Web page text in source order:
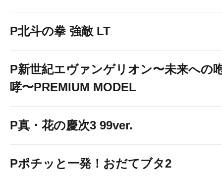
P北斗の拳 強敵 LT
P新世紀エヴァンゲリオン〜未来への
哮〜PREMIUM MODEL
P真・花の慶次3 99ver.
Pポチッと一発！おだてブタ2